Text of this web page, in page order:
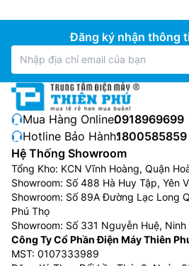
Môi chất lạnh R32 thân
trường
Điều hòa Panasonic 18000btu 1
sử dụng môi chất lạnh R32 thân
Một phương tiện truyền nhiệt
Đăng ký nhận thông
Mua Hàng Online:0918969699
Hotline Bảo Hành:1800585859
Hệ Thống Showroom
Tổng Kho: KCN Vĩnh Hoàng, Quận
Showroom: Số 488 Hà Huy Tập, Yên
Showroom: Số 89A Đường Lạc Long
Phú Thọ
Showroom: Số 331 Nguyễn Huệ,
Công Ty Cổ Phần Điện Máy Thiên
MST: 0107333989